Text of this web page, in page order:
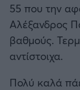
55 που την
Αλέξανδρος
βαθμούς.
αντίστοιχα.
Πολύ καλά